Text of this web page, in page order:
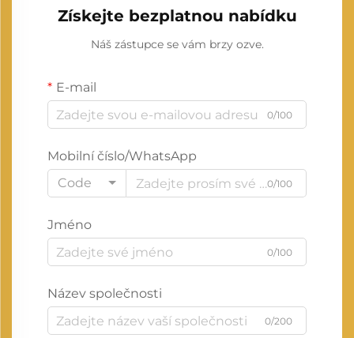
Získejte bezplatnou nabídku
Náš zástupce se vám brzy ozve.
E-mail
0/100
Mobilní číslo/WhatsApp
Code
0/100
Jméno
0/100
Název společnosti
0/200